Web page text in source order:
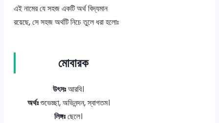
এই নামের যে সহজ একটি অর্থ বিদ্যমান
রয়েছে, সে সহজ অর্থটি নিচে তুলে ধরা হলোঃ
মোবারক
উৎসঃআরবি।
অর্থঃশুভেচ্ছা, অভিনন্দন, স্বাগতম।
লিঙ্গঃছেলে।